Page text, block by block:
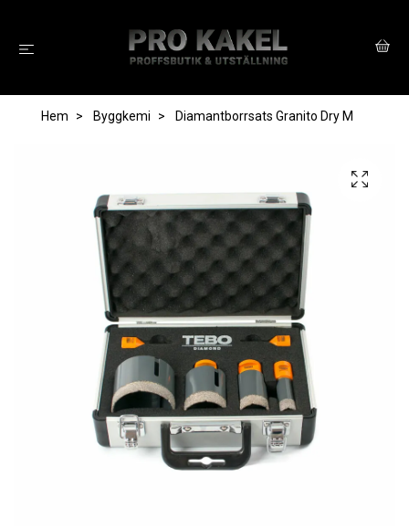
Hem Byggkemi Diamantborrsats Granito Dry M